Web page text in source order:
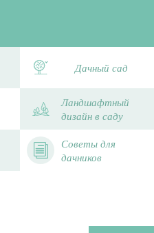
Дачный сад
Ландшафтный
дизайн в саду
Советы для
дачников